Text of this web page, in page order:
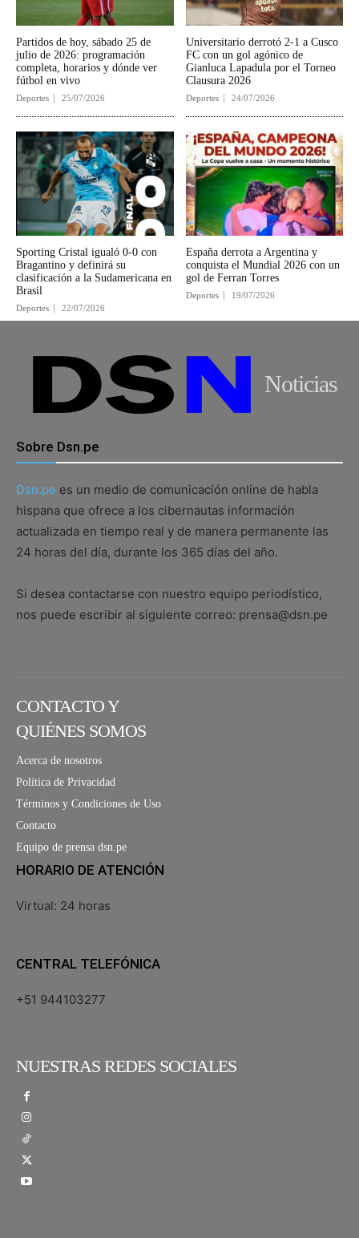
Partidos de hoy, sábado 25 de
julio de 2026: programación
completa, horarios y dónde ver
fútbol en vivo
Deportes 25/07/2026
Universitario derrotó 2-1 a Cusco
FC con un gol agónico de
Gianluca Lapadula por el Torneo
Clausura 2026
Deportes 24/07/2026
Sporting Cristal igualó 0-0 con
Bragantino y definirá su
clasificación a la Sudamericana en
Brasil
Deportes 22/07/2026
España derrota a Argentina y
conquista el Mundial 2026 con un
gol de Ferran Torres
Deportes 19/07/2026
Noticias
Sobre Dsn.pe
Dsn.pe es un medio de comunicación online de habla
hispana que ofrece a los cibernautas información
actualizada en tiempo real y de manera permanente las
24 horas del día, durante los 365 días del año.
Si desea contactarse con nuestro equipo periodístico,
nos puede escribir al siguiente correo: prensa@dsn.pe
CONTACTO Y
QUIÉNES SOMOS
Acerca de nosotros
Política de Privacidad
Términos y Condiciones de Uso
Contacto
Equipo de prensa dsn.pe
HORARIO DE ATENCIÓN
Virtual: 24 horas
CENTRAL TELEFÓNICA
+51 944103277
NUESTRAS REDES SOCIALES